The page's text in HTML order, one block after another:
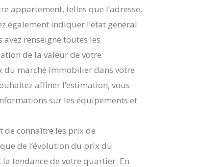
appartement, telles que l’adresse,
également indiquer l’état général
renseigné toutes les
de la valeur de votre
du marché immobilier dans votre
affiner l’estimation, vous
sur les équipements et
de connaître les prix de
de l’évolution du prix du
tendance de votre quartier. En